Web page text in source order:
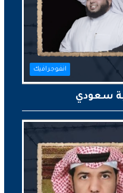
انفوجرافيك
سعودي